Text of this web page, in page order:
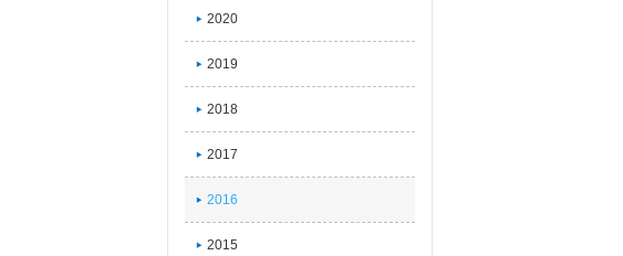
2020
2019
2018
2017
2016
2015